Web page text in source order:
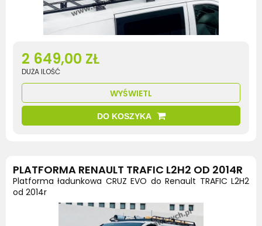
2 649,00 ZŁ
DUŻA ILOŚĆ
WYŚWIETL
DO KOSZYKA
PLATFORMA RENAULT TRAFIC L2H2 OD 2014R
Platforma ładunkowa CRUZ EVO do Renault TRAFIC L2H2
od 2014r